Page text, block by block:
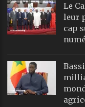
Le
leur
cap